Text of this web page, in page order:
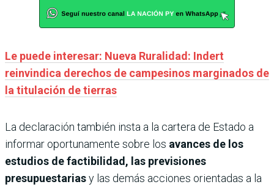
Le puede interesar: Nueva Ruralidad: Indert
reinvindica derechos de campesinos marginados de
la titulación de tierras
La declaración también insta a la cartera de Estado a
informar oportunamente sobre los avances de los
estudios de factibilidad, las previsiones
presupuestariasy las demás acciones orientadas a la